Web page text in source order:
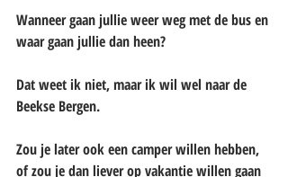
Wanneer gaan jullie weer weg met de bus en
waar gaan jullie dan heen?
Dat weet ik niet, maar ik wil wel naar de
Beekse Bergen.
Zou je later ook een camper willen hebben,
of zou je dan liever op vakantie willen gaan